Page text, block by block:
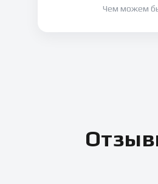
Чем можем